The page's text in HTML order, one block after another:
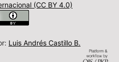
(CC BY 4.0)
Luis Andrés Castillo B.